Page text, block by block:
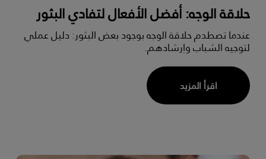
حلاقة الوجه: أفضل الأفعال لتفادي البثور
عندما تصطدم حلاقة الوجه بوجود بعض البثور: دليل عملي
لتوجيه الشباب واِرشادهم.
اقرأ المزيد